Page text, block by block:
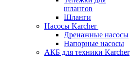
шлангов
Шланги
Насосы Karcher
Дренажные насосы
Напорные насосы
АКБ для техники Karcher